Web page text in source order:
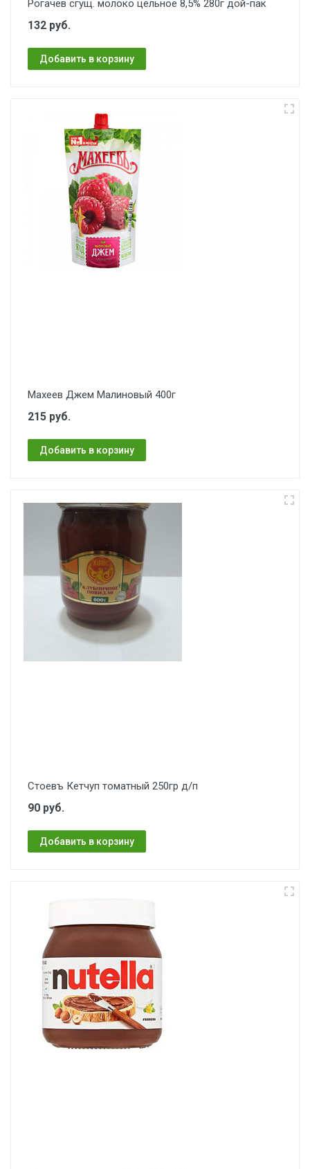
Рогачев сгущ. молоко цельное 8,5% 280г дой-пак
132 руб.
Добавить в корзину
Махеев Джем Малиновый 400г
215 руб.
Добавить в корзину
Стоевъ Кетчуп томатный 250гр д/п
90 руб.
Добавить в корзину